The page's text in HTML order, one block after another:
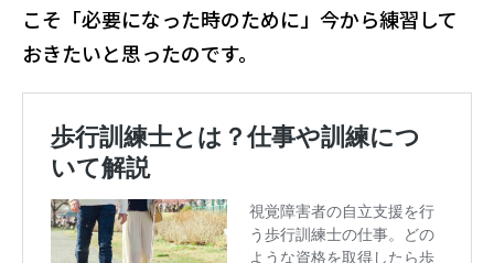
こそ「必要になった時のために」今から練習して
おきたいと思ったのです。